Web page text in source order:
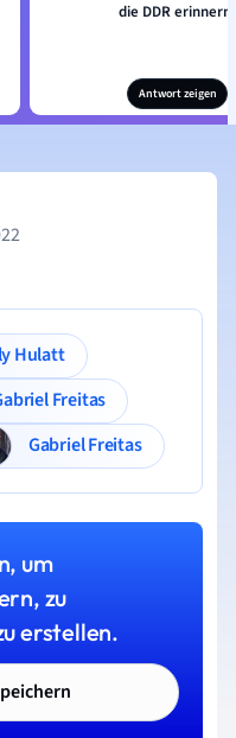
die DDR erinnern.
Antwort zeigen
Lily Hulatt
Freitas
Gabriel Freitas
um
zu
erstellen.